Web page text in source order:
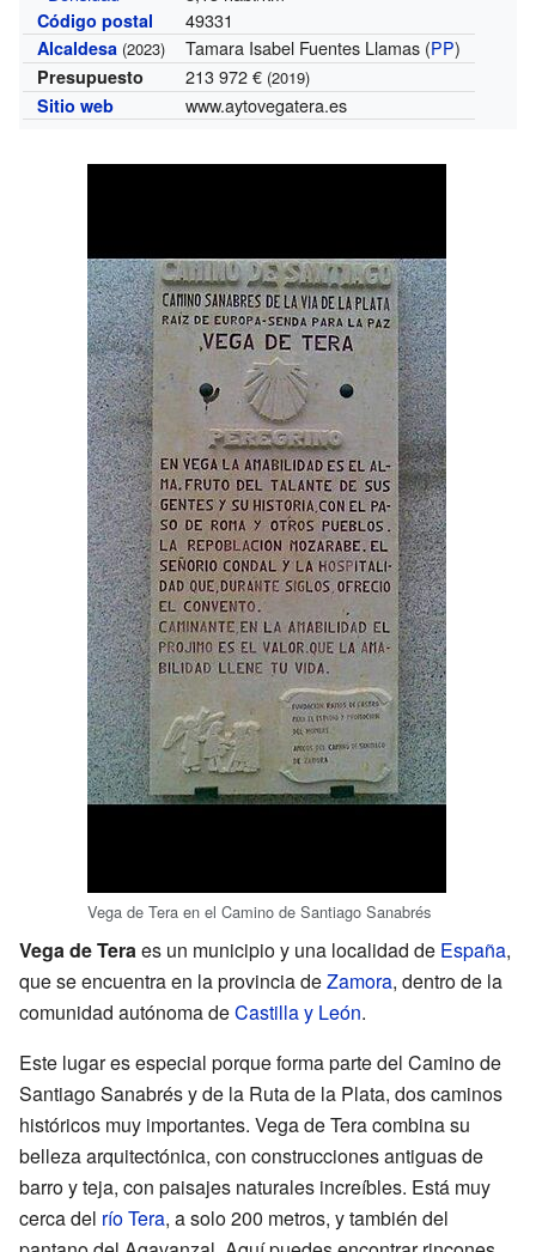
Código postal 49331
Alcaldesa (2023) Tamara Isabel Fuentes Llamas (PP)
Presupuesto 213 972 € (2019)
Sitio web www.aytovegatera.es
Vega de Tera en el Camino de Santiago Sanabrés
Vega de Teraes un municipio y una localidad de España,
que se encuentra en la provincia deZamora, dentro de la
comunidad autónoma deCastilla y León.
Este lugar es especial porque forma parte del Camino de
Santiago Sanabrés y de la Ruta de la Plata, dos caminos
históricos muy importantes. Vega de Tera combina su
belleza arquitectónica, con construcciones antiguas de
barro y teja, con paisajes naturales increíbles. Está muy
cerca del río Tera, a solo 200 metros, y también del